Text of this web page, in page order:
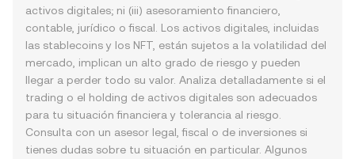
activos digitales; ni (iii) asesoramiento financiero,
contable, jurídico o fiscal. Los activos digitales, incluidas
las stablecoins y los NFT, están sujetos a la volatilidad del
mercado, implican un alto grado de riesgo y pueden
llegar a perder todo su valor. Analiza detalladamente si el
trading o el holding de activos digitales son adecuados
para tu situación financiera y tolerancia al riesgo.
Consulta con un asesor legal, fiscal o de inversiones si
tienes dudas sobre tu situación en particular. Algunos